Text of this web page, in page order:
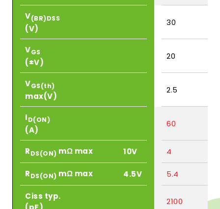
V(BR)DSS
(V)
30
VGS
(±V)
20
VGS(th)
max(V)
2.5
ID(ON)
(A)
60
RDS(ON) mΩ max 10V 4
RDS(ON) mΩ max 4.5V 5.4
Ciss typ.
2100